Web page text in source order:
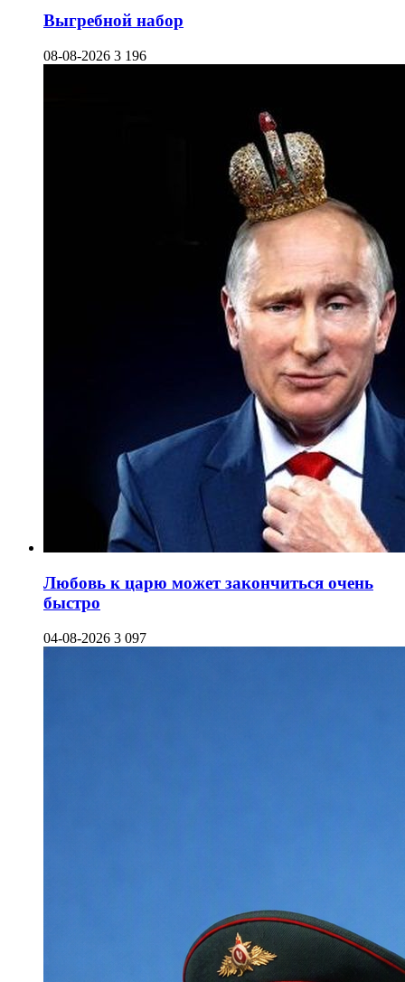
Выгребной набор
08-08-2026 3 196
Любовь к царю может закончиться очень
быстро
04-08-2026 3 097